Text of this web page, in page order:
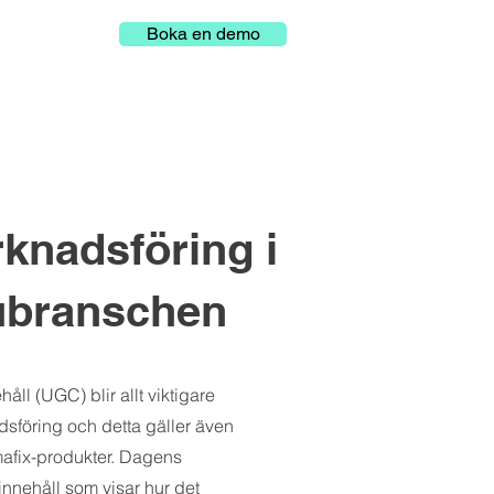
Boka en demo
i
(UGC) blir allt viktigare
och detta gäller även
produkter. Dagens
som visar hur det